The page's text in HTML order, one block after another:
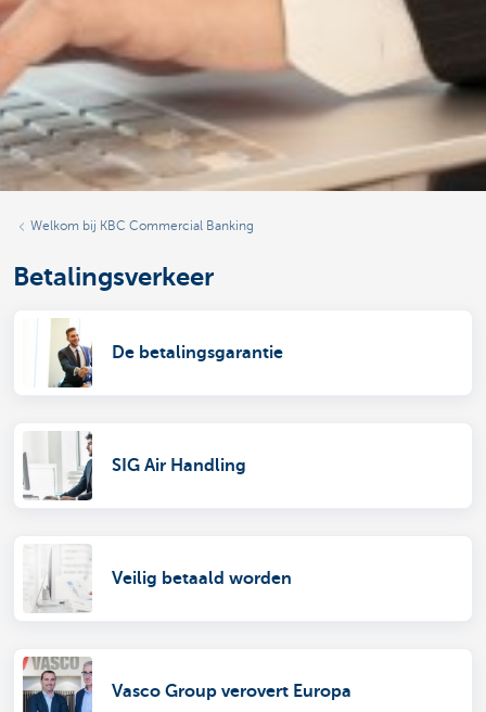
Welkom bij KBC Commercial Banking
Betalingsverkeer
De betalingsgarantie
SIG Air Handling
Veilig betaald worden
Vasco Group verovert Europa